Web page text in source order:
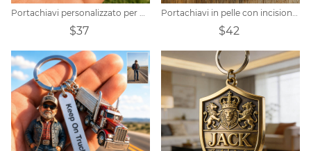
Portachiavi personalizzato per papà golfista con i nomi dei figli | Regalo per la festa del papà
$37
Portachiavi in pelle con incisione con ciondolo a croce personalizzato da uomo
$42